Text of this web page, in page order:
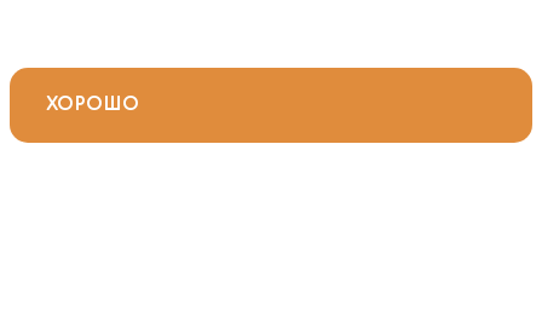
ХОРОШО